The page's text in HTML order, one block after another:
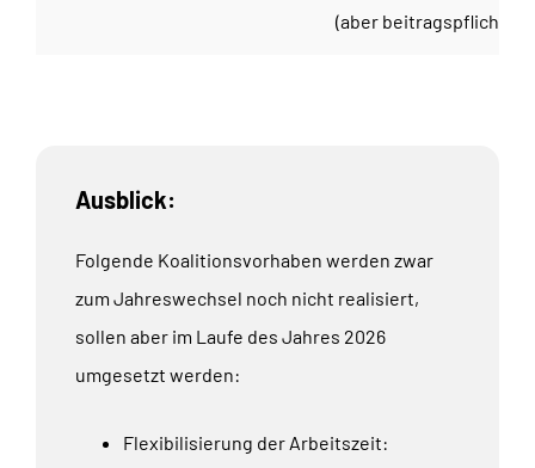
(aber beitragspflichtig)
Ausblick:
Folgende Koalitionsvorhaben werden zwar
zum Jahreswechsel noch nicht realisiert,
sollen aber im Laufe des Jahres 2026
umgesetzt werden:
Flexibilisierung der Arbeitszeit: